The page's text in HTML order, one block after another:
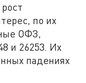
по их
ОФЗ,
и 26253. Их
падениях